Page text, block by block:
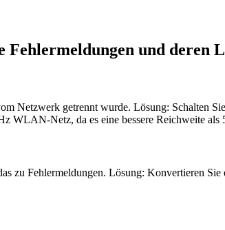
und deren
Netzwerk getrennt wurde. Lösung: Schalten
WLAN-Netz, da es eine bessere Reichweite als
Fehlermeldungen. Lösung: Konvertieren